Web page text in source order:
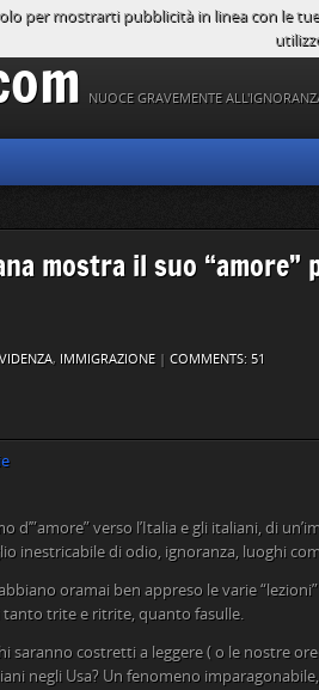
NUOCE GRAVEMENTE
mostra il suo “amore”
, IMMIGRAZIONE | COMMENTS: 51
d’”amore” verso l’Italia e gli italiani, di
inestricabile di odio, ignoranza, luoghi
oramai ben appreso le varie
trite e ritrite, quanto fasulle.
saranno costretti a leggere ( o le nostre
negli Usa? Un fenomeno
per mostrarti pubblicità in linea con le